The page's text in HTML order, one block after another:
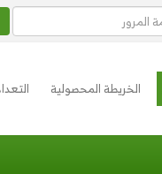
الخريطة المحصولية